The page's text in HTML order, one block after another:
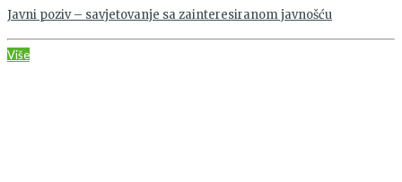
Javni poziv – savjetovanje sa zainteresiranom javnošću
Više